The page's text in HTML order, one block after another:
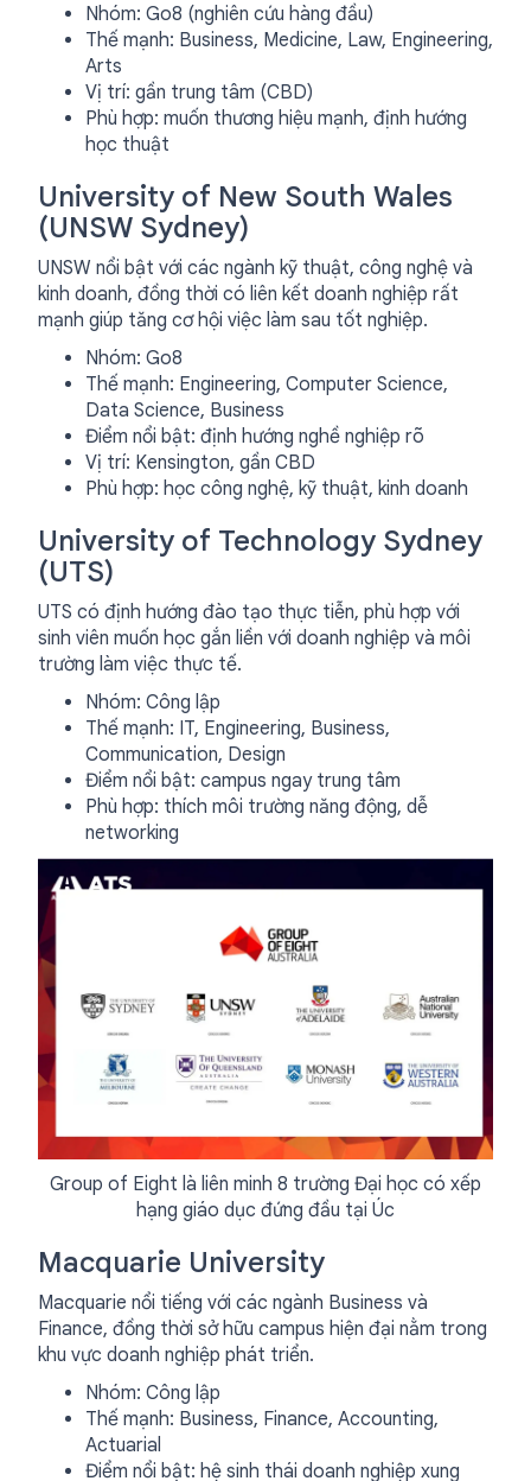
Nhóm: Go8 (nghiên cứu hàng đầu)
Thế mạnh: Business, Medicine, Law, Engineering,
Arts
Vị trí: gần trung tâm (CBD)
Phù hợp: muốn thương hiệu mạnh, định hướng
học thuật
University of New South Wales
(UNSW Sydney)
UNSW nổi bật với các ngành kỹ thuật, công nghệ và
kinh doanh, đồng thời có liên kết doanh nghiệp rất
mạnh giúp tăng cơ hội việc làm sau tốt nghiệp.
Nhóm: Go8
Thế mạnh: Engineering, Computer Science,
Data Science, Business
Điểm nổi bật: định hướng nghề nghiệp rõ
Vị trí: Kensington, gần CBD
Phù hợp: học công nghệ, kỹ thuật, kinh doanh
University of Technology Sydney
(UTS)
UTS có định hướng đào tạo thực tiễn, phù hợp với
sinh viên muốn học gắn liền với doanh nghiệp và môi
trường làm việc thực tế.
Nhóm: Công lập
Thế mạnh: IT, Engineering, Business,
Communication, Design
Điểm nổi bật: campus ngay trung tâm
Phù hợp: thích môi trường năng động, dễ
networking
Group of Eight là liên minh 8 trường Đại học có xếp
hạng giáo dục đứng đầu tại Úc
Macquarie University
Macquarie nổi tiếng với các ngành Business và
Finance, đồng thời sở hữu campus hiện đại nằm trong
khu vực doanh nghiệp phát triển.
Nhóm: Công lập
Thế mạnh: Business, Finance, Accounting,
Actuarial
Điểm nổi bật: hệ sinh thái doanh nghiệp xung